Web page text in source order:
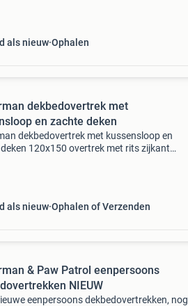
als nieuw Ophalen
dekbedovertrek met
en zachte deken
dekbedovertrek met kussensloop en
120x150 overtrek met rits zijkant
als nieuw Ophalen of Verzenden
& Paw Patrol eenpersoons
NIEUW
eenpersoons dekbedovertrekken, nog